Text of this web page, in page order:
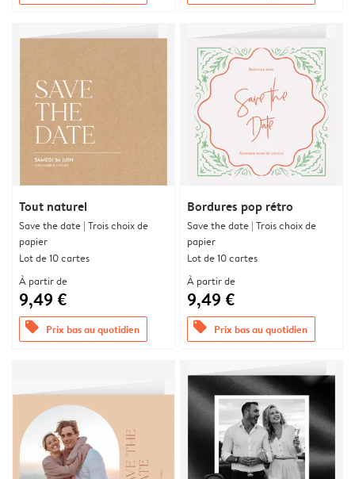
Tout naturel
Save the date | Trois choix de
papier
Lot de 10 cartes
À partir de
9,49 €
offers Prix bas au quotidien
Bordures pop rétro
Save the date | Trois choix de
papier
Lot de 10 cartes
À partir de
9,49 €
offers Prix bas au quotidien